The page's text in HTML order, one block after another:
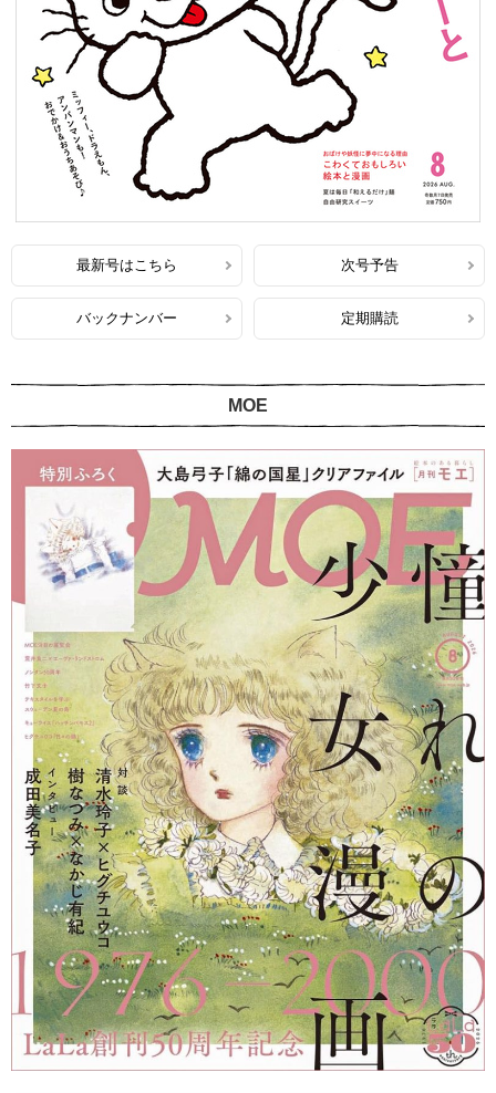
最新号はこちら 次号予告
バックナンバー 定期購読
MOE